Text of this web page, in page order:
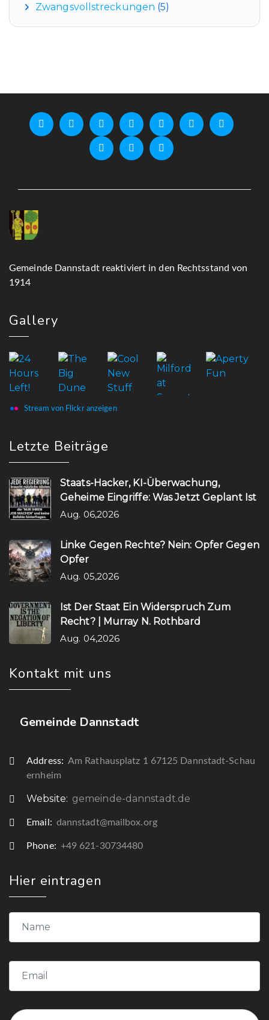
Zwangsvollstreckungen (5)
Gemeinde Dannstadt reaktiviert in den Rechtsstand von
1914
Gallery
Stream von Flickr anzeigen
Letzte Beiträge
Staats-Hacker, KI-Überwachung,
Geheime Eingriffe: Was Jetzt Geplant Ist
Aug. 06,2026
Linke Gegen Rechte? Nein: Opfer Gegen
Opfer
Aug. 05,2026
Ist Der Staat Ein Widerspruch Zum
Recht? | Murray N. Rothbard
Aug. 04,2026
Kontakt mit uns
Gemeinde Dannstadt
Address: Am Rathausplatz 1 67125 Dannstadt-Schau
ernheim
Website: gemeinde-dannstadt.de
Email: dannstadt@mailbox.org
Phone: +49 621-30734480
Hier eintragen